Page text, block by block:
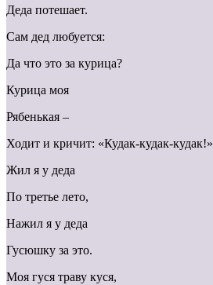
Деда потешает.
Сам дед любуется:
Да что это за курица?
Курица моя
Рябенькая –
Ходит и кричит: «Кудак-кудак-кудак!»
Жил я у деда
По третье лето,
Нажил я у деда
Гусюшку за это.
Моя гуся траву куся,